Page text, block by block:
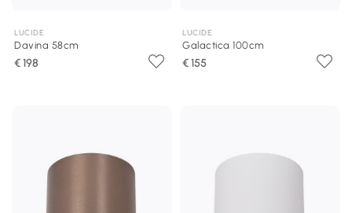
LUCIDE
Davina 58cm
€ 198
LUCIDE
Galactica 100cm
€ 155